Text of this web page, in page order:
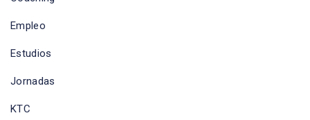
Empleo
Estudios
Jornadas
KTC